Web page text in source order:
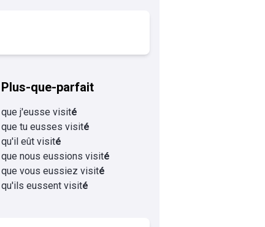
Plus-que-parfait
que j'eusse visité
que tu eusses visité
qu'il eût visité
que nous eussions visité
que vous eussiez visité
qu'ils eussent visité